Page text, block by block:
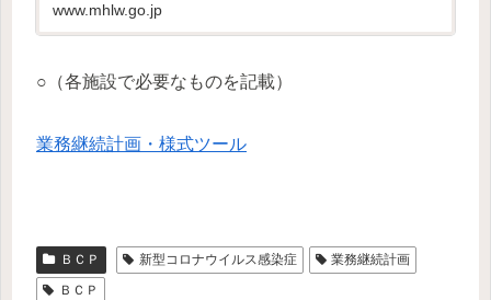
www.mhlw.go.jp
○（各施設で必要なものを記載）
業務継続計画・様式ツール
ＢＣＰ 新型コロナウイルス感染症
業務継続計画
ＢＣＰ